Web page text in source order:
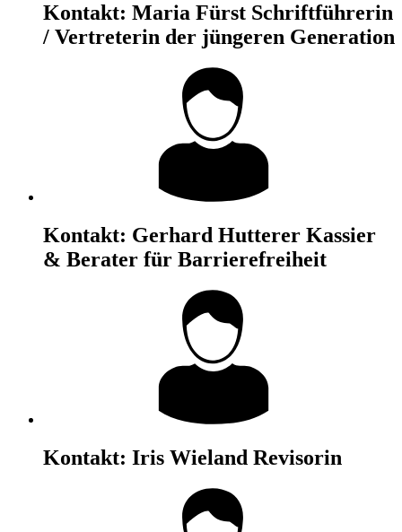
Kontakt: Maria Fürst Schriftführerin
/ Vertreterin der jüngeren Generation
Kontakt: Gerhard Hutterer Kassier
& Berater für Barrierefreiheit
Kontakt: Iris Wieland Revisorin